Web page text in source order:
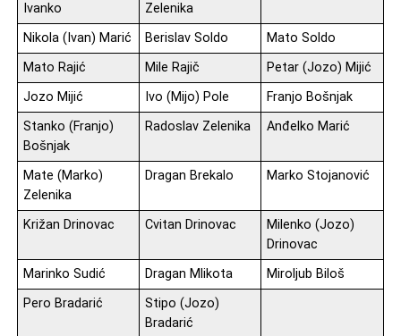
Ivanko
Zelenika
Nikola (Ivan) Marić Berislav Soldo
Mato Soldo
Mato Rajić
Mile Rajič
Petar (Jozo) Mijić
Jozo Mijić
Ivo (Mijo) Pole
Franjo Bošnjak
Stanko (Franjo)
Bošnjak
Radoslav Zelenika Anđelko Marić
Mate (Marko)
Zelenika
Dragan Brekalo Marko Stojanović
Križan Drinovac Cvitan Drinovac
Milenko (Jozo)
Drinovac
Marinko Sudić
Dragan Mlikota
Miroljub Biloš
Pero Bradarić
Stipo (Jozo)
Bradarić